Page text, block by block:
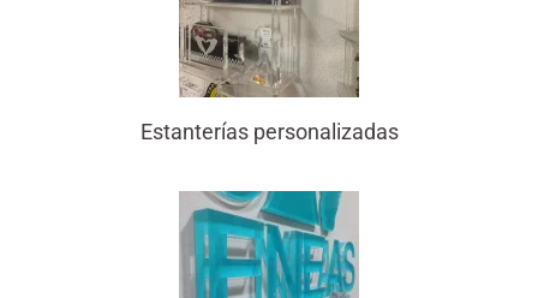
Estanterías personalizadas